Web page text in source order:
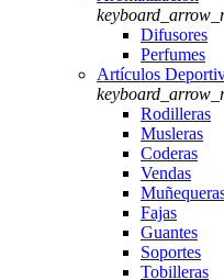
Difusores
Perfumes
Artículos
Rodilleras
Musleras
Coderas
Vendas
Fajas
Guantes
Soportes
Tobilleras